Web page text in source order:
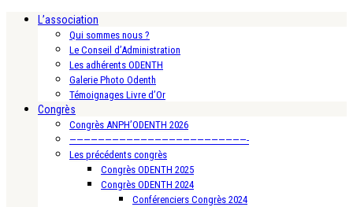
L’association
Qui sommes nous ?
Le Conseil d’Administration
Les adhérents ODENTH
Galerie Photo Odenth
Témoignages Livre d’Or
Congrès
Congrès ANPH’ODENTH 2026
—————————————————————————-
Les précédents congrès
Congrès ODENTH 2025
Congrès ODENTH 2024
Conférenciers Congrès 2024